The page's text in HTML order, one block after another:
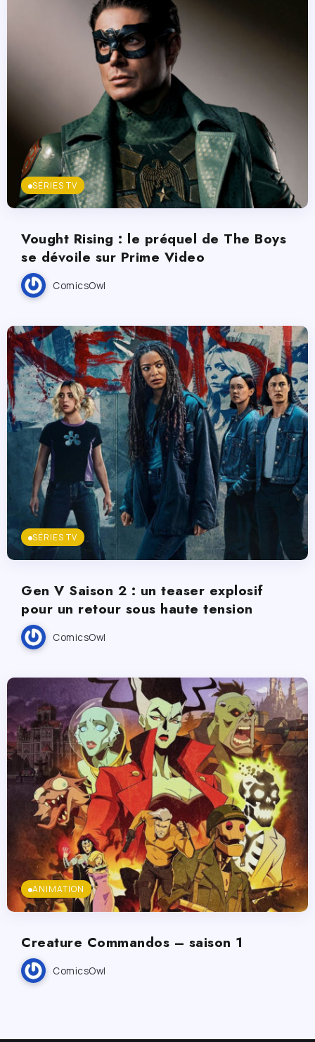
SÉRIES TV
Vought Rising : le préquel de The Boys
se dévoile sur Prime Video
ComicsOwl
SÉRIES TV
Gen V Saison 2 : un teaser explosif
pour un retour sous haute tension
ComicsOwl
ANIMATION
Creature Commandos – saison 1
ComicsOwl